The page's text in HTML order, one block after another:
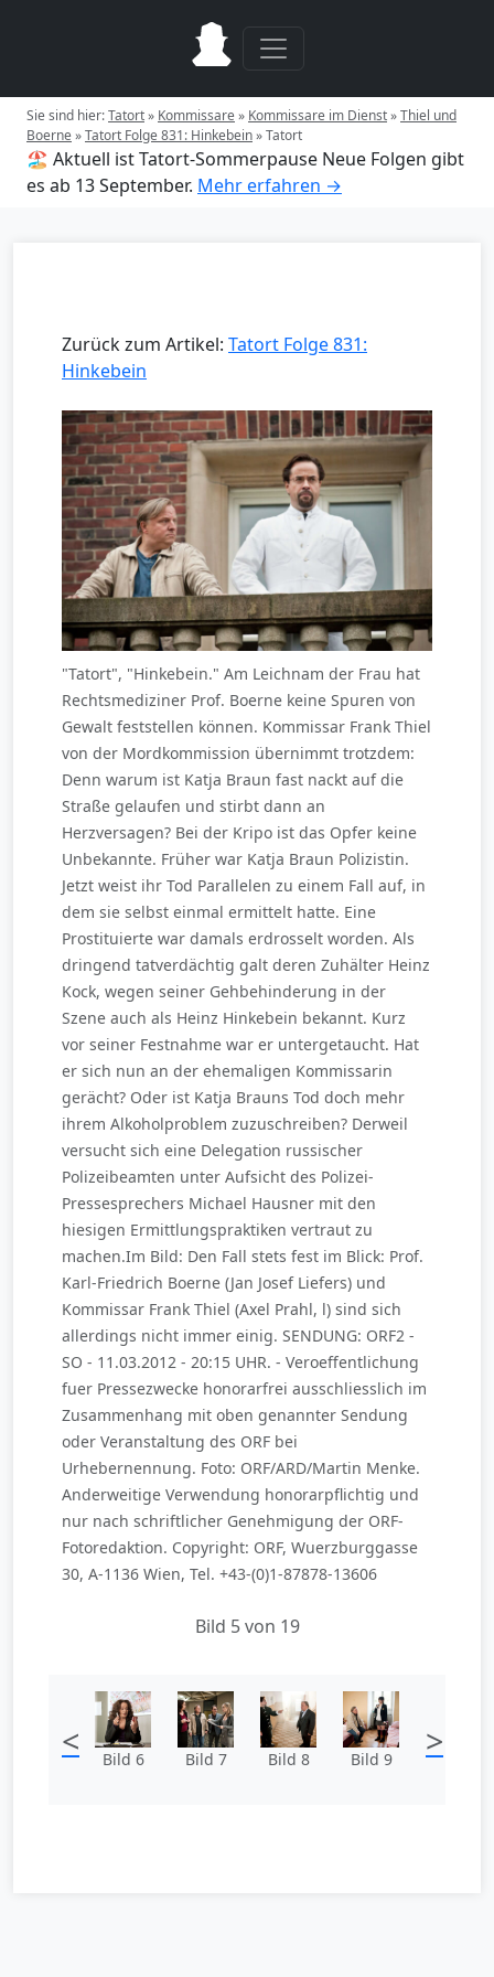
Sie sind hier:Tatort» Kommissare» Kommissare im Dienst»Thiel und
Boerne»Tatort Folge 831: Hinkebein»Tatort
🏖️ Aktuell ist Tatort-Sommerpause Neue Folgen gibt
es ab 13 September. Mehr erfahren →
Zurück zum Artikel: Tatort Folge 831:
Hinkebein
"Tatort", "Hinkebein." Am Leichnam der Frau hat
Rechtsmediziner Prof. Boerne keine Spuren von
Gewalt feststellen können. Kommissar Frank Thiel
von der Mordkommission übernimmt trotzdem:
Denn warum ist Katja Braun fast nackt auf die
Straße gelaufen und stirbt dann an
Herzversagen? Bei der Kripo ist das Opfer keine
Unbekannte. Früher war Katja Braun Polizistin.
Jetzt weist ihr Tod Parallelen zu einem Fall auf, in
dem sie selbst einmal ermittelt hatte. Eine
Prostituierte war damals erdrosselt worden. Als
dringend tatverdächtig galt deren Zuhälter Heinz
Kock, wegen seiner Gehbehinderung in der
Szene auch als Heinz Hinkebein bekannt. Kurz
vor seiner Festnahme war er untergetaucht. Hat
er sich nun an der ehemaligen Kommissarin
gerächt? Oder ist Katja Brauns Tod doch mehr
ihrem Alkoholproblem zuzuschreiben? Derweil
versucht sich eine Delegation russischer
Polizeibeamten unter Aufsicht des Polizei-
Pressesprechers Michael Hausner mit den
hiesigen Ermittlungspraktiken vertraut zu
machen.Im Bild: Den Fall stets fest im Blick: Prof.
Karl-Friedrich Boerne (Jan Josef Liefers) und
Kommissar Frank Thiel (Axel Prahl, l) sind sich
allerdings nicht immer einig. SENDUNG: ORF2 -
SO - 11.03.2012 - 20:15 UHR. - Veroeffentlichung
fuer Pressezwecke honorarfrei ausschliesslich im
Zusammenhang mit oben genannter Sendung
oder Veranstaltung des ORF bei
Urhebernennung. Foto: ORF/ARD/Martin Menke.
Anderweitige Verwendung honorarpflichtig und
nur nach schriftlicher Genehmigung der ORF-
Fotoredaktion. Copyright: ORF, Wuerzburggasse
30, A-1136 Wien, Tel. +43-(0)1-87878-13606
Bild 5 von 19
< Bild 6 Bild 7 Bild 8 Bild 9 >